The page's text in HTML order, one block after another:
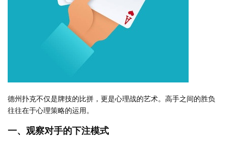
德州扑克不仅是牌技的比拼，更是心理战的艺术。高手之间的胜负
往往在于心理策略的运用。
一、观察对手的下注模式